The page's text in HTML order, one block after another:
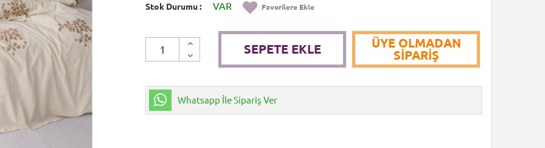
Stok Durumu VAR Favorilere Ekle
SEPETE EKLE
ÜYE OLMADAN
SIPARIŞ
Whatsapp İle Sipariş Ver